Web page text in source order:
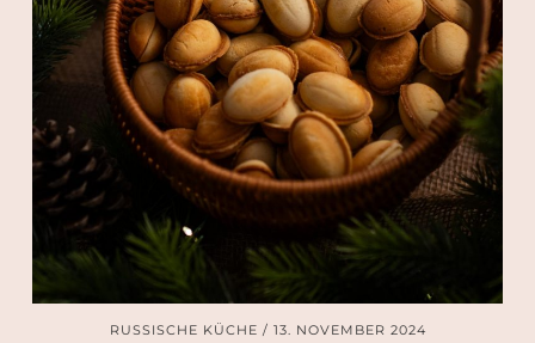
RUSSISCHE KÜCHE 13. NOVEMBER 2024